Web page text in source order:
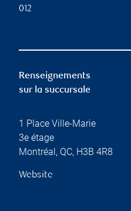
012
Renseignements
sur la succursale
1 Place Ville-Marie
3e étage
Montréal, QC, H3B 4R8
Website